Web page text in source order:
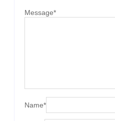
Message*
Name*